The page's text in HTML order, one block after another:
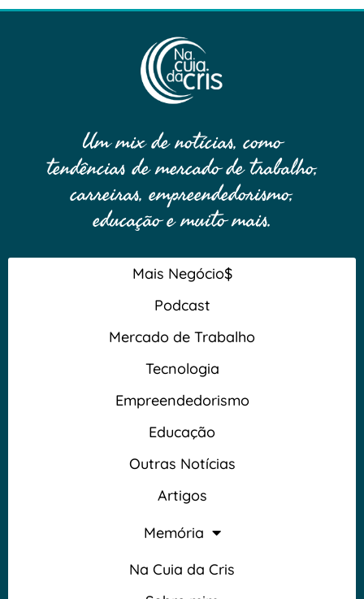
Um mix de notícias, como
tendências de mercado de trabalho,
carreiras, empreendedorismo,
educação e muito mais.
Mais Negócio$
Podcast
Mercado de Trabalho
Tecnologia
Empreendedorismo
Educação
Outras Notícias
Artigos
Memória
Na Cuia da Cris